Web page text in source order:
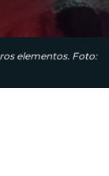
elementos. Foto: